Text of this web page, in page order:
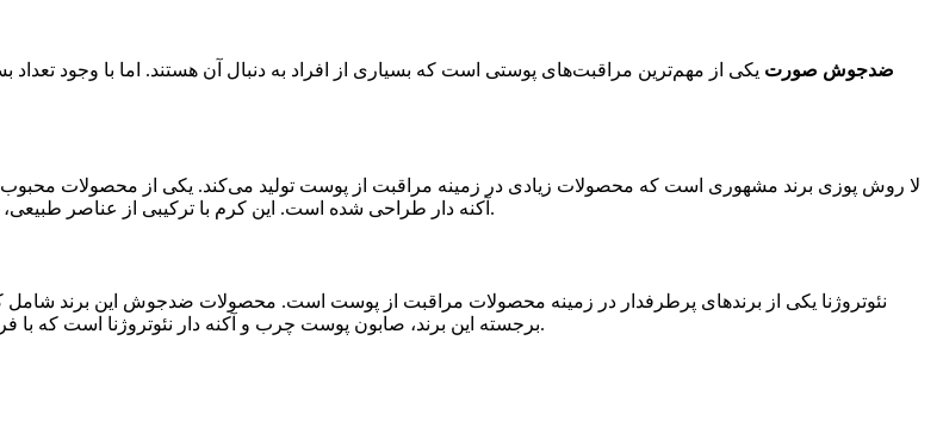
ضدجوش صورت یکی از مهم‌ترین مراقبت‌های پوستی است که بسیاری از افراد به دنبال آن هستند. اما با وجود
لا روش پوزی برند مشهوری است که محصولات زیادی در زمینه مراقبت از پوست تولید می‌کند. یکی از محصولات
آکنه دار طراحی شده است. این کرم با ترکیبی از عناصر طبیعی، از جمله عصاره گیاهی موسیر، به پوست شما کمک می‌کند تا آکنه‌های شما کاهش یابند.
نئوتروژنا یکی از برندهای پرطرفدار در زمینه محصولات مراقبت از پوست است. محصولات ضدجوش این برند
برجسته این برند، صابون پوست چرب و آکنه دار نئوتروژنا است که با فرمولاسیون ضدجوش خود، به پوست شما کمک می‌کند تا تمیز شود و آکنه‌ها کاهش یابند.